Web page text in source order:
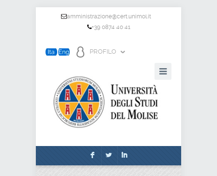
amministrazione@cert.unimol.it
+39 0874 40 41
PROFILO
F L I